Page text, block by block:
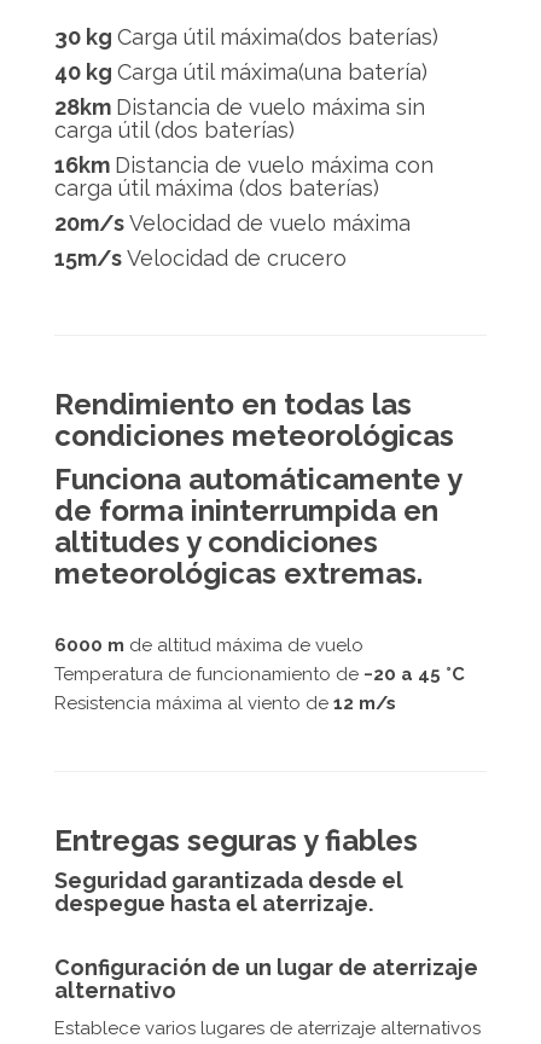
30 kg Carga útil máxima(dos baterías)
40 kg Carga útil máxima(una batería)
28km Distancia de vuelo máxima sin
carga útil (dos baterías)
16km Distancia de vuelo máxima con
carga útil máxima (dos baterías)
20m/sVelocidad de vuelo máxima
15m/sVelocidad de crucero
Rendimiento en todas las
condiciones meteorológicas
Funciona automáticamente y
de forma ininterrumpida en
altitudes y condiciones
meteorológicas extremas.
6000 m de altitud máxima de vuelo
Temperatura de funcionamiento de −20 a 45 °C
Resistencia máxima al viento de 12 m/s
Entregas seguras y fiables
Seguridad garantizada desde el
despegue hasta el aterrizaje.
Configuración de un lugar de aterrizaje
alternativo
Establece varios lugares de aterrizaje alternativos